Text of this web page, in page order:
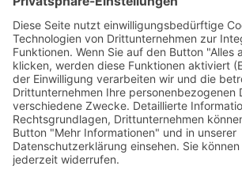
Unternehmen
Service
Media
© 2026 - Camaro Erich